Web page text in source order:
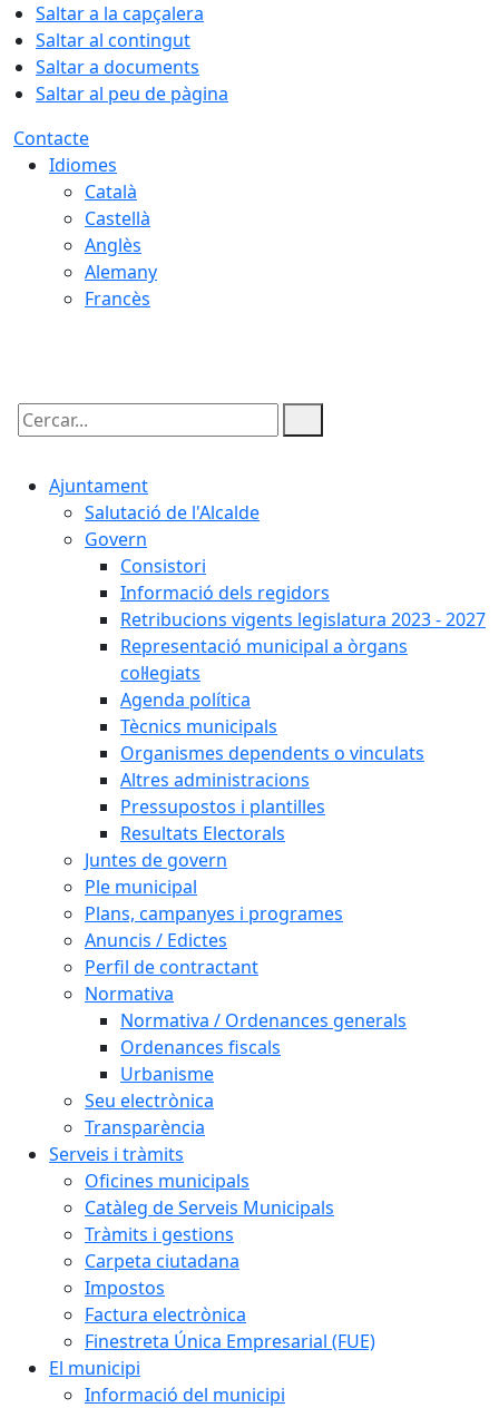
Saltar a la capçalera
Saltar al contingut
Saltar a documents
Saltar al peu de pàgina
Contacte
Idiomes
Català
Castellà
Anglès
Alemany
Francès
Cercar:
Ajuntament
Salutació de l'Alcalde
Govern
Consistori
Informació dels regidors
Retribucions vigents legislatura 2023 - 2027
Representació municipal a òrgans
col·legiats
Agenda política
Tècnics municipals
Organismes dependents o vinculats
Altres administracions
Pressupostos i plantilles
Resultats Electorals
Juntes de govern
Ple municipal
Plans, campanyes i programes
Anuncis / Edictes
Perfil de contractant
Normativa
Normativa / Ordenances generals
Ordenances fiscals
Urbanisme
Seu electrònica
Transparència
Serveis i tràmits
Oficines municipals
Catàleg de Serveis Municipals
Tràmits i gestions
Carpeta ciutadana
Impostos
Factura electrònica
Finestreta Única Empresarial (FUE)
El municipi
Informació del municipi